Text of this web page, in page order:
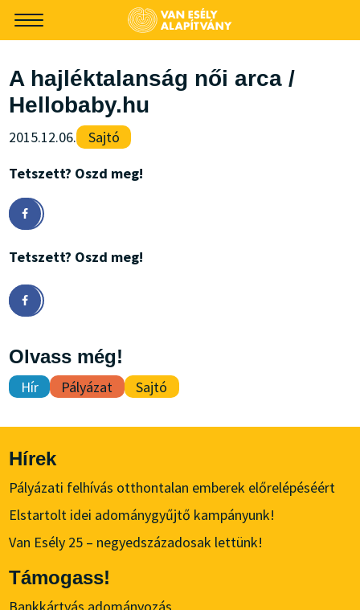
-->
A hajléktalanság női arca /
Hellobaby.hu
2015.12.06.
Sajtó
Tetszett? Oszd meg!
Tetszett? Oszd meg!
Olvass még!
Hír Pályázat Sajtó
Hírek
Pályázati felhívás otthontalan emberek előrelépéséért
Elstartolt idei adománygyűjtő kampányunk!
Van Esély 25 – negyedszázadosak lettünk!
Támogass!
Bankkártyás adományozás